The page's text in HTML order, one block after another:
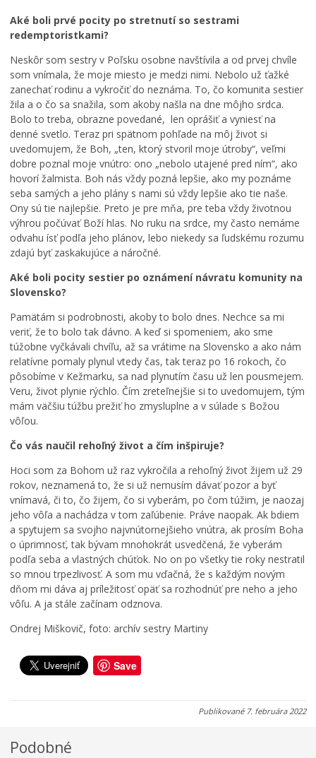
Aké boli prvé pocity po stretnutí so sestrami
redemptoristkami?
Neskôr som sestry v Poľsku osobne navštívila a od prvej chvíle
som vnímala, že moje miesto je medzi nimi. Nebolo už ťažké
zanechať rodinu a vykročiť do neznáma. To, čo komunita sestier
žila a o čo sa snažila, som akoby našla na dne môjho srdca.
Bolo to treba, obrazne povedané, len oprášiť a vyniesť na
denné svetlo. Teraz pri spätnom pohľade na môj život si
uvedomujem, že Boh, „ten, ktorý stvoril moje útroby“, veľmi
dobre poznal moje vnútro: ono „nebolo utajené pred ním“, ako
hovorí žalmista. Boh nás vždy pozná lepšie, ako my poznáme
seba samých a jeho plány s nami sú vždy lepšie ako tie naše.
Ony sú tie najlepšie. Preto je pre mňa, pre teba vždy životnou
výhrou počúvať Boží hlas. No ruku na srdce, my často nemáme
odvahu ísť podľa jeho plánov, lebo niekedy sa ľudskému rozumu
zdajú byť zaskakujúce a náročné.
Aké boli pocity sestier po oznámení návratu komunity na
Slovensko?
Pamätám si podrobnosti, akoby to bolo dnes. Nechce sa mi
veriť, že to bolo tak dávno. A keď si spomeniem, ako sme
túžobne vyčkávali chvíľu, až sa vrátime na Slovensko a ako nám
relatívne pomaly plynul vtedy čas, tak teraz po 16 rokoch, čo
pôsobíme v Kežmarku, sa nad plynutím času už len pousmejem.
Veru, život plynie rýchlo. Čím zreteľnejšie si to uvedomujem, tým
mám väčšiu túžbu prežiť ho zmysluplne a v súlade s Božou
vôľou.
Čo vás naučil rehoľný život a čím inšpiruje?
Hoci som za Bohom už raz vykročila a rehoľný život žijem už 29
rokov, neznamená to, že si už nemusím dávať pozor a byť
vnímavá, či to, čo žijem, čo si vyberám, po čom túžim, je naozaj
jeho vôľa a nachádza v tom zaľúbenie. Práve naopak. Ak bdiem
a spytujem sa svojho najvnútornejšieho vnútra, ak prosím Boha
o úprimnosť, tak bývam mnohokrát usvedčená, že vyberám
podľa seba a vlastných chúťok. No on po všetky tie roky nestratil
so mnou trpezlivosť. A som mu vďačná, že s každým novým
dňom mi dáva aj príležitosť opäť sa rozhodnúť pre neho a jeho
vôľu. A ja stále začínam odznova.
Ondrej Miškovič, foto: archív sestry Martiny
Save
Publikované 7. februára 2022
Podobné
n
é
k
p
a
l
i
s
k
o
v
K
e
ž
m
a
r
k
u
m
e
n
í
p
r
e
v
á
d
z
k
v
ý
p
o
r
i
a
d
o
k
7
0
8
6
i
t
í
n
e
p
a
t
r
í
K
e
ž
m
a
r
k
u
,
k
a
t
a
s
t
e
r
p
r
e
p
s
a
l
h
r
a
n
i
c
u
7
0
8
6
z
k
a
a
s
o
m
:
K
o
s
t
o
l
N
a
j
s
v
ä
t
e
j
š
e
j
T
r
o
j
i
e
v
K
e
ž
m
a
r
k
u
7
0
8
6